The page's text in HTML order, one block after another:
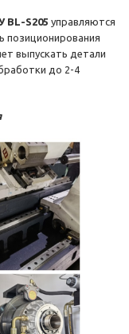
BL-S205 управляются
позиционирования
выпускать детали
до 2-4